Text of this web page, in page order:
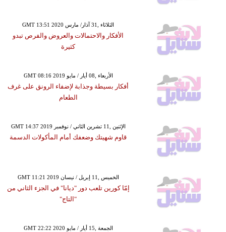
GMT 13:51 2020 الثلاثاء ,31 آذار/ مارس
الأفكار والاحتمالات والعروض والفرص تبدو
كثيرة
GMT 08:16 2019 الأربعاء ,08 أيار / مايو
أفكار بسيطة وجذابة لإضفاء الرونق على غرف
الطعام
GMT 14:37 2019 الإثنين ,11 تشرين الثاني / نوفمبر
قاوم شهيتك وضعفك أمام المأكولات الدسمة
GMT 11:21 2019 الخميس ,11 إبريل / نيسان
إمّا كورين تلعب دور "ديانا" في الجزء الثاني من
"التاج"
GMT 22:22 2020 الجمعة ,15 أيار / مايو